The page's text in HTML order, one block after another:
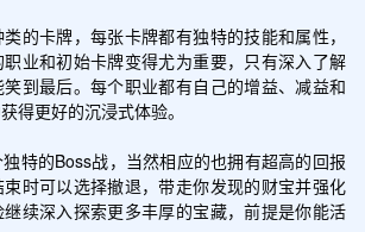
的卡牌，每张卡牌都有独特的技能和属性，
业和初始卡牌变得尤为重要，只有深入了解
到最后。每个职业都有自己的增益、减益和
得更好的沉浸式体验。
特的Boss战，当然相应的也拥有超高的回报
时可以选择撤退，带走你发现的财宝并强化
续深入探索更多丰厚的宝藏，前提是你能活